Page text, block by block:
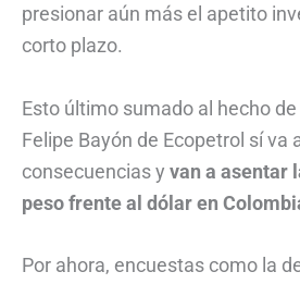
presionar aún más el apetito
corto plazo.
Esto último sumado al hecho
Felipe Bayón de Ecopetrol sí va
consecuencias y van a asentar
peso frente al dólar en
Por ahora, encuestas como la